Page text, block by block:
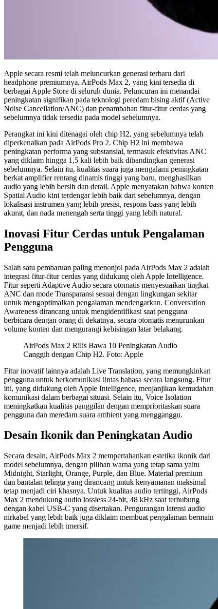
Apple secara resmi telah meluncurkan generasi terbaru dari
headphone premiumnya, AirPods Max 2, yang kini tersedia di
berbagai Apple Store di seluruh dunia. Peluncuran ini menandai
peningkatan signifikan pada teknologi peredam bising aktif (Active
Noise Cancellation/ANC) dan penambahan fitur-fitur cerdas yang
sebelumnya tidak tersedia pada model sebelumnya.
Perangkat ini kini ditenagai oleh chip H2, yang sebelumnya telah
diperkenalkan pada AirPods Pro 2. Chip H2 ini membawa
peningkatan performa yang substansial, termasuk efektivitas ANC
yang diklaim hingga 1,5 kali lebih baik dibandingkan generasi
sebelumnya. Selain itu, kualitas suara juga mengalami peningkatan
berkat amplifier rentang dinamis tinggi yang baru, menghasilkan
audio yang lebih bersih dan detail. Apple menyatakan bahwa konten
Spatial Audio kini terdengar lebih baik dari sebelumnya, dengan
lokalisasi instrumen yang lebih presisi, respons bass yang lebih
akurat, dan nada menengah serta tinggi yang lebih natural.
Inovasi Fitur Cerdas untuk Pengalaman
Pengguna
Salah satu pembaruan paling menonjol pada AirPods Max 2 adalah
integrasi fitur-fitur cerdas yang didukung oleh Apple Intelligence.
Fitur seperti Adaptive Audio secara otomatis menyesuaikan tingkat
ANC dan mode Transparansi sesuai dengan lingkungan sekitar
untuk mengoptimalkan pengalaman mendengarkan. Conversation
Awareness dirancang untuk mengidentifikasi saat pengguna
berbicara dengan orang di dekatnya, secara otomatis menurunkan
volume konten dan mengurangi kebisingan latar belakang.
AirPods Max 2 Rilis Bawa 10 Peningkatan Audio
Canggih dengan Chip H2. Foto: Apple
Fitur inovatif lainnya adalah Live Translation, yang memungkinkan
pengguna untuk berkomunikasi lintas bahasa secara langsung. Fitur
ini, yang didukung oleh Apple Intelligence, menjanjikan kemudahan
komunikasi dalam berbagai situasi. Selain itu, Voice Isolation
meningkatkan kualitas panggilan dengan memprioritaskan suara
pengguna dan meredam suara ambient yang mengganggu.
Desain Ikonik dan Peningkatan Audio
Secara desain, AirPods Max 2 mempertahankan estetika ikonik dari
model sebelumnya, dengan pilihan warna yang tetap sama yaitu
Midnight, Starlight, Orange, Purple, dan Blue. Material premium
dan bantalan telinga yang dirancang untuk kenyamanan maksimal
tetap menjadi ciri khasnya. Untuk kualitas audio tertinggi, AirPods
Max 2 mendukung audio lossless 24-bit, 48 kHz saat terhubung
dengan kabel USB-C yang disertakan. Pengurangan latensi audio
nirkabel yang lebih baik juga diklaim membuat pengalaman bermain
game menjadi lebih imersif.